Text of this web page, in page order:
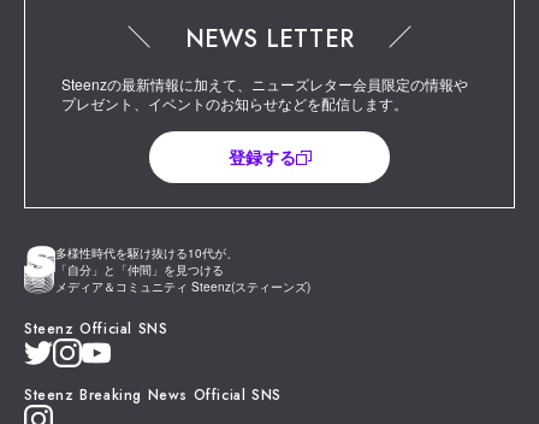
多様性時代を駆け抜ける10代が、
「自分」と「仲間」を見つける
メディア＆コミュニティ Steenz(スティーンズ)
Steenz Official SNS
Steenz Breaking News Official SNS
NEWS LETTER
Steenzの最新情報に加えて、ニューズレター会員限定の情報や
プレゼント、イベントのお知らせなどを配信します。
登録する